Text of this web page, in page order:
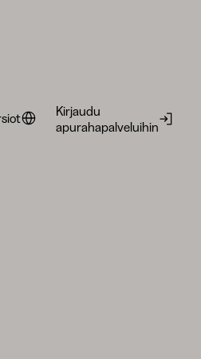
Kirjaudu
apurahapalveluihin